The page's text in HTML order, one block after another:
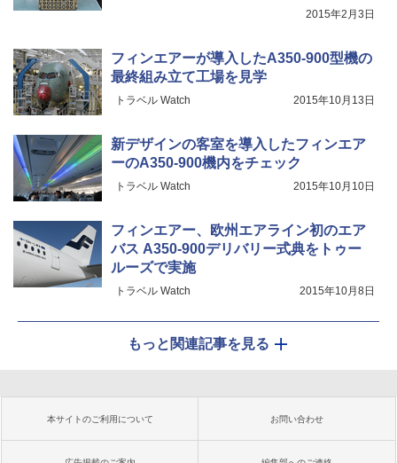
2015年2月3日
フィンエアーが導入したA350-900型機の
最終組み立て工場を見学
トラベル Watch 2015年10月13日
新デザインの客室を導入したフィンエア
ーのA350-900機内をチェック
トラベル Watch 2015年10月10日
フィンエアー、欧州エアライン初のエア
バス A350-900デリバリー式典をトゥー
ルーズで実施
トラベル Watch 2015年10月8日
もっと関連記事を見る
本サイトのご利用について お問い合わせ